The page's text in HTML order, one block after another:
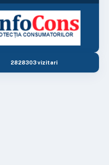
2828303 vizitari